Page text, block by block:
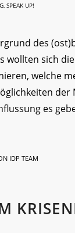
, SPEAK UP!
des
wollten sich
welche
der
es
IDP TEAM